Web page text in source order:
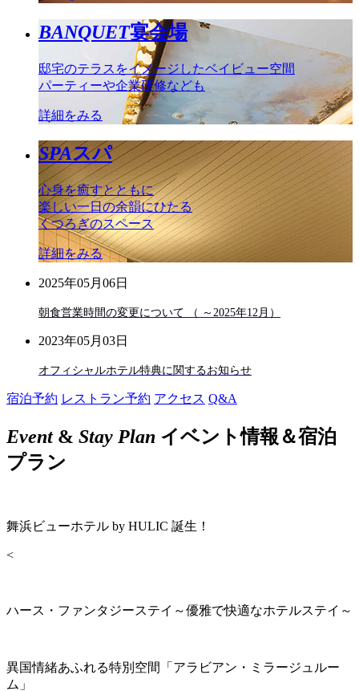
BANQUET宴会場
邸宅のテラスをイメージしたベイビュー空間
パーティーや企業研修なども
詳細をみる
SPAスパ
心身を癒すとともに
楽しい一日の余韻にひたる
くつろぎのスペース
詳細をみる
2025年05月06日
朝食営業時間の変更について （ ～2025年12月）
2023年05月03日
オフィシャルホテル特典に関するお知らせ
宿泊予約 レストラン予約 アクセス Q&A
Event& Stay Plan イベント情報＆宿泊
プラン
舞浜ビューホテル by HULIC 誕生！
<
ハース・ファンタジーステイ～優雅で快適なホテルステイ～
異国情緒あふれる特別空間「アラビアン・ミラージュルー
ム」